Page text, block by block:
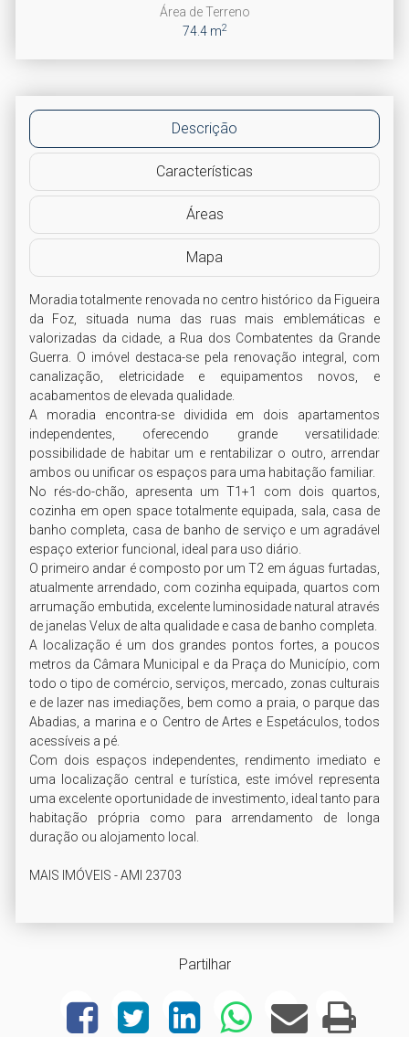
Área de Terreno
74.4 m2
Partilhar
Descrição
Características
Áreas
Mapa
Moradia totalmente renovada no centro histórico da Figueira
da Foz, situada numa das ruas mais emblemáticas e
valorizadas da cidade, a Rua dos Combatentes da Grande
Guerra. O imóvel destaca-se pela renovação integral, com
canalização, eletricidade e equipamentos novos, e
acabamentos de elevada qualidade.
A moradia encontra-se dividida em dois apartamentos
independentes, oferecendo grande versatilidade:
possibilidade de habitar um e rentabilizar o outro, arrendar
ambos ou unificar os espaços para uma habitação familiar.
No rés-do-chão, apresenta um T1+1 com dois quartos,
cozinha em open space totalmente equipada, sala, casa de
banho completa, casa de banho de serviço e um agradável
espaço exterior funcional, ideal para uso diário.
O primeiro andar é composto por um T2 em águas furtadas,
atualmente arrendado, com cozinha equipada, quartos com
arrumação embutida, excelente luminosidade natural através
de janelas Velux de alta qualidade e casa de banho completa.
A localização é um dos grandes pontos fortes, a poucos
metros da Câmara Municipal e da Praça do Município, com
todo o tipo de comércio, serviços, mercado, zonas culturais
e de lazer nas imediações, bem como a praia, o parque das
Abadias, a marina e o Centro de Artes e Espetáculos, todos
acessíveis a pé.
Com dois espaços independentes, rendimento imediato e
uma localização central e turística, este imóvel representa
uma excelente oportunidade de investimento, ideal tanto para
habitação própria como para arrendamento de longa
duração ou alojamento local.
MAIS IMÓVEIS - AMI 23703